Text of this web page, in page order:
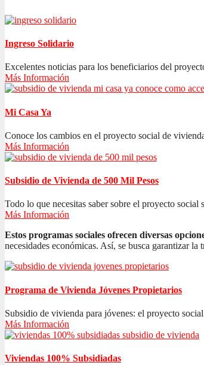
Ingreso Solidario
Excelentes noticias para los beneficiarios del
Más Información
Mi Casa Ya
Conoce los cambios en el proyecto social de
Más Información
Subsidio de Vivienda de 500 Mil Pesos
Todo lo que necesitas saber sobre el proyecto
Más Información
Estos programas sociales ofrecen diversas
necesidades económicas. Así, se busca garantizar
Programa de Vivienda Jóvenes Propietarios
Subsidio de vivienda para jóvenes: el proyecto
Más Información
Viviendas 100% Subsidiadas